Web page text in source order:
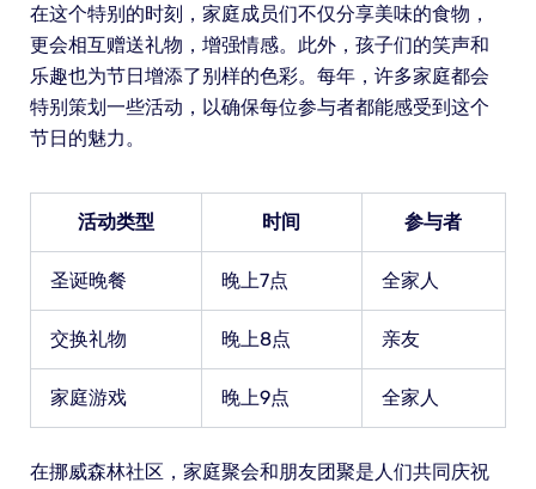
在这个特别的时刻，家庭成员们不仅分享美味的食物，
更会相互赠送礼物，增强情感。此外，孩子们的笑声和
乐趣也为节日增添了别样的色彩。每年，许多家庭都会
特别策划一些活动，以确保每位参与者都能感受到这个
节日的魅力。
活动类型 时间 参与者
圣诞晚餐 晚上7点 全家人
交换礼物 晚上8点 亲友
家庭游戏 晚上9点 全家人
在挪威森林社区，家庭聚会和朋友团聚是人们共同庆祝